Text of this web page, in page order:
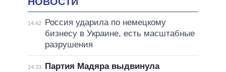
14:42
Россия ударила по немецкому
бизнесу в Украине, есть масштабные
разрушения
14:33
Партия Мадяра выдвинула